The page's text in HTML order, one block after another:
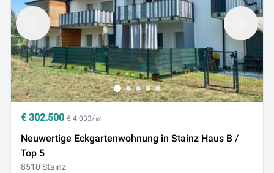
€ 302.500 € 4.033/㎡
Neuwertige Eckgartenwohnung in Stainz Haus B /
Top 5
8510 Stainz